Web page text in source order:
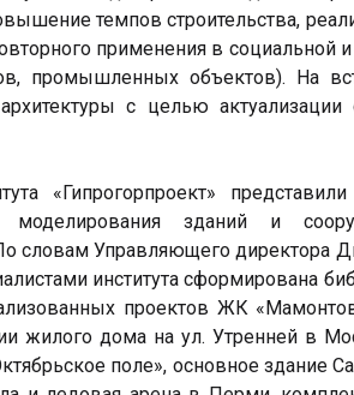
темпов строительства,
применения в социальной
промышленных объектов). На
с целью
«Гипрогорпроект»
зданий и
словам Управляющего директора
института сформирована
проектов ЖК
жилого дома на ул. Утренней в
поле», основное здание